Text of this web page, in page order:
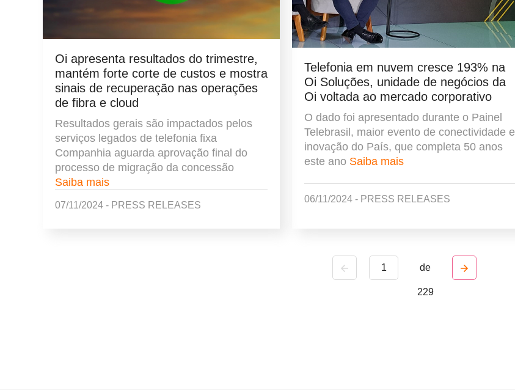
Oi apresenta resultados do trimestre,
mantém forte corte de custos e mostra
sinais de recuperação nas operações
de fibra e cloud
Resultados gerais são impactados pelos
serviços legados de telefonia fixa
Companhia aguarda aprovação final do
processo de migração da concessão
Saiba mais
07/11/2024 - PRESS RELEASES
Telefonia em nuvem cresce 193% na
Oi Soluções, unidade de negócios da
Oi voltada ao mercado corporativo
O dado foi apresentado durante o Painel
Telebrasil, maior evento de conectividade e
inovação do País, que completa 50 anos
este anoSaiba mais
06/11/2024 - PRESS RELEASES
1 de
229